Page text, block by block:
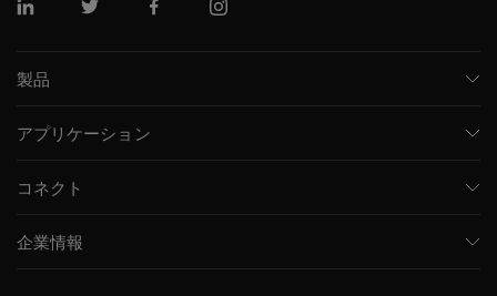
リンクトインツイッターフェイスブックインスタグラム
製品
キャピラリー電気泳動機器
統合ソリューション
アプリケーション
環境分析
法医学ソリューション
コネクト
トレーニング
企業情報